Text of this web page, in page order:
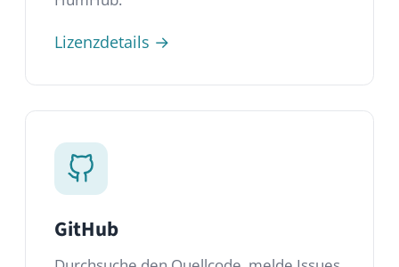
HumHub Community
Triff Tausende HumHub-Admins und
Entwickler in unserem öffentlichen,
DSGVO-konformen Community-
Netzwerk.